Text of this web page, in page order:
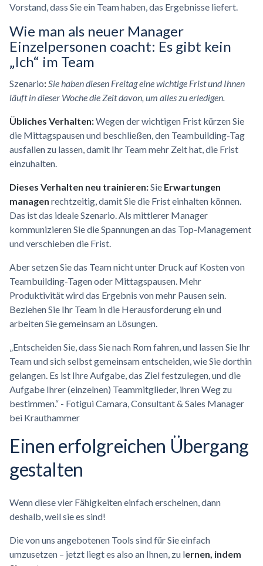
Vorstand, dass Sie ein Team haben, das Ergebnisse liefert.
Wie man als neuer Manager
Einzelpersonen coacht: Es gibt kein
„Ich“ im Team
Szenario: Sie haben diesen Freitag eine wichtige Frist und Ihnen
läuft in dieser Woche die Zeit davon, um alles zu erledigen.
Übliches Verhalten:Wegen der wichtigen Frist kürzen Sie
die Mittagspausen und beschließen, den Teambuilding-Tag
ausfallen zu lassen, damit Ihr Team mehr Zeit hat, die Frist
einzuhalten.
Dieses Verhalten neu trainieren:Sie Erwartungen
managen rechtzeitig, damit Sie die Frist einhalten können.
Das ist das ideale Szenario. Als mittlerer Manager
kommunizieren Sie die Spannungen an das Top-Management
und verschieben die Frist.
Aber setzen Sie das Team nicht unter Druck auf Kosten von
Teambuilding-Tagen oder Mittagspausen. Mehr
Produktivität wird das Ergebnis von mehr Pausen sein.
Beziehen Sie Ihr Team in die Herausforderung ein und
arbeiten Sie gemeinsam an Lösungen.
„Entscheiden Sie, dass Sie nach Rom fahren, und lassen Sie Ihr
Team und sich selbst gemeinsam entscheiden, wie Sie dorthin
gelangen. Es ist Ihre Aufgabe, das Ziel festzulegen, und die
Aufgabe Ihrer (einzelnen) Teammitglieder, ihren Weg zu
bestimmen.“ - Fotigui Camara, Consultant & Sales Manager
bei Krauthammer
Einen erfolgreichen Übergang
gestalten
Wenn diese vier Fähigkeiten einfach erscheinen, dann
deshalb, weil sie es sind!
Die von uns angebotenen Tools sind für Sie einfach
umzusetzen – jetzt liegt es also an Ihnen, zu lernen, indem